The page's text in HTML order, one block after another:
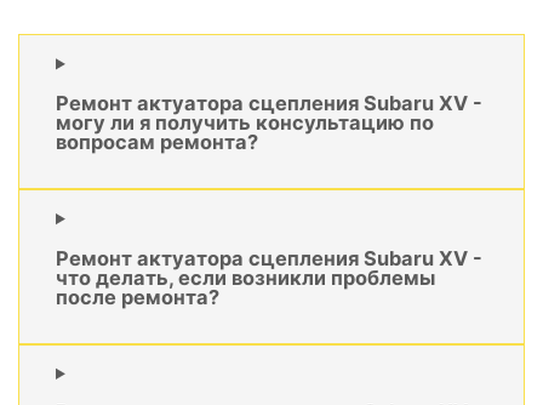
Ремонт актуатора сцепления Subaru XV -
могу ли я получить консультацию по
вопросам ремонта?
Ремонт актуатора сцепления Subaru XV -
что делать, если возникли проблемы
после ремонта?